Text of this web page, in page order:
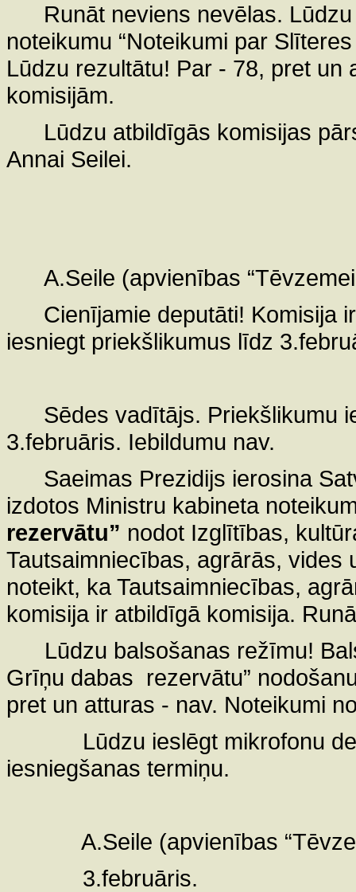
Runāt neviens nevēlas.
noteikumu “Noteikumi par
Lūdzu rezultātu! Par - 78, pret un
komisijām.
Lūdzu atbildīgās komisijas
Annai Seilei.
A.Seile (apvienības
Cienījamie deputāti! Komisija
iesniegt priekšlikumus līdz
Sēdes vadītājs. Priekšlikumu
3.februāris. Iebildumu nav.
Saeimas Prezidijs ierosina
izdotos Ministru kabineta
rezervātu” nodot Izglītības,
Tautsaimniecības, agrārās, vides
noteikt, ka Tautsaimniecības,
komisija ir atbildīgā komisija.
Lūdzu balsošanas režīmu!
Grīņu dabas rezervātu”
pret un atturas - nav. Noteikumi
Lūdzu ieslēgt mikrofonu
iesniegšanas termiņu.
A.Seile (apvienības
3.februāris.